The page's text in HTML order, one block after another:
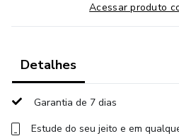
Acessar produto
Detalhes
Garantia de 7 dias
Estude do seu jeito e em